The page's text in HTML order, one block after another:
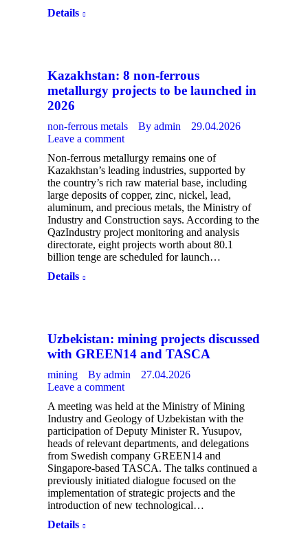
Details
Kazakhstan: 8 non-ferrous
metallurgy projects to be launched in
2026
non-ferrous metals By admin
29.04.2026
Leave a comment
Non-ferrous metallurgy remains one of
Kazakhstan’s leading industries, supported by
the country’s rich raw material base, including
large deposits of copper, zinc, nickel, lead,
aluminum, and precious metals, the Ministry of
Industry and Construction says. According to the
QazIndustry project monitoring and analysis
directorate, eight projects worth about 80.1
billion tenge are scheduled for launch…
Details
Uzbekistan: mining projects discussed
with GREEN14 and TASCA
mining By admin
27.04.2026
Leave a comment
A meeting was held at the Ministry of Mining
Industry and Geology of Uzbekistan with the
participation of Deputy Minister R. Yusupov,
heads of relevant departments, and delegations
from Swedish company GREEN14 and
Singapore-based TASCA. The talks continued a
previously initiated dialogue focused on the
implementation of strategic projects and the
introduction of new technological…
Details